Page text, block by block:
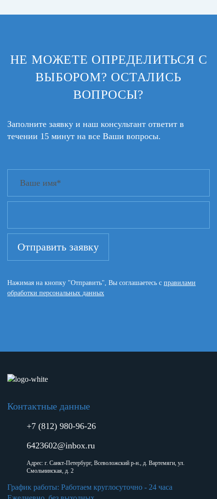
НЕ МОЖЕТЕ ОПРЕДЕЛИТЬСЯ С
ВЫБОРОМ? ОСТАЛИСЬ
ВОПРОСЫ?
Заполните заявку и наш консультант ответит в
течении 15 минут на все Ваши вопросы.
Нажимая на кнопку "Отправить", Вы соглашаетесь с правилами
обработки персональных данных
Контактные данные
+7 (812) 980-96-26
6423602@inbox.ru
Адрес: г. Санкт-Петербург, Всеволожский р-н., д. Вартемяги, ул.
Смольнинская, д. 2
График работы: Работаем круглосуточно - 24 часа